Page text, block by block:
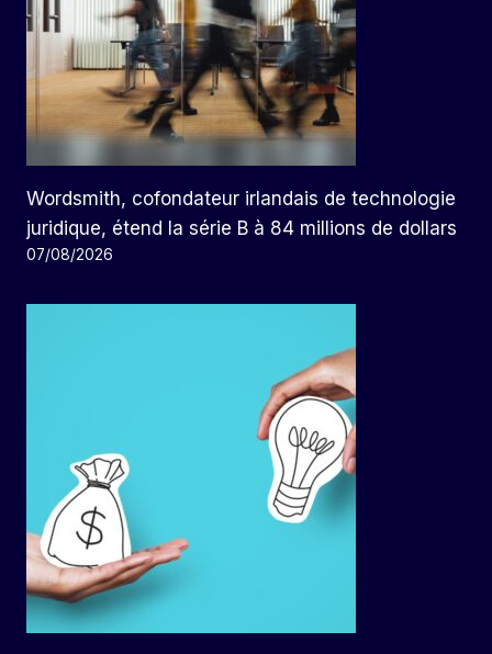
Wordsmith, cofondateur irlandais de technologie
juridique, étend la série B à 84 millions de dollars
07/08/2026